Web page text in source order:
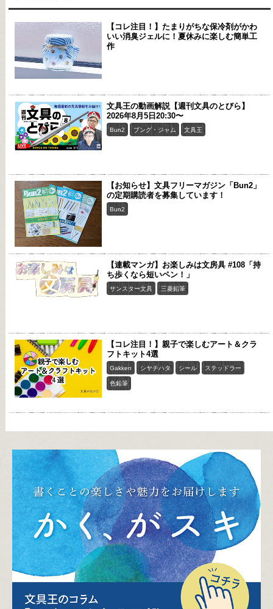
【コレ注目！】たまりがちな保冷剤がかわ
いい消臭ジェルに！夏休みに楽しむ簡単工
作
文具王の動画解説【週刊文具のとびら】
2026年8月5日20:30〜
Bun2 ブング・ジャム 文具王
【お知らせ】文具フリーマガジン「Bun2」
の定期購読者を募集しています！
Bun2
【連載マンガ】お楽しみは文房具 #108「持
ち歩くなら短いペン！」
サンスター文具 三菱鉛筆
【コレ注目！】親子で楽しむアート＆クラ
フトキット4選
Gakken シヤチハタ シール ステッドラー
色鉛筆